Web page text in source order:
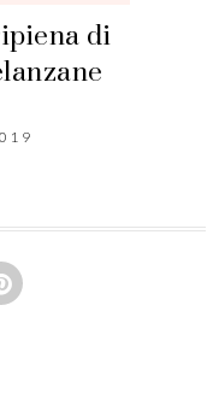
di